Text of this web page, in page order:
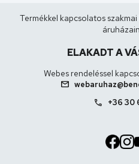
Termékkel kapcsolatos
ELAKADT A
Webes rendeléssel
mail
call +36 30